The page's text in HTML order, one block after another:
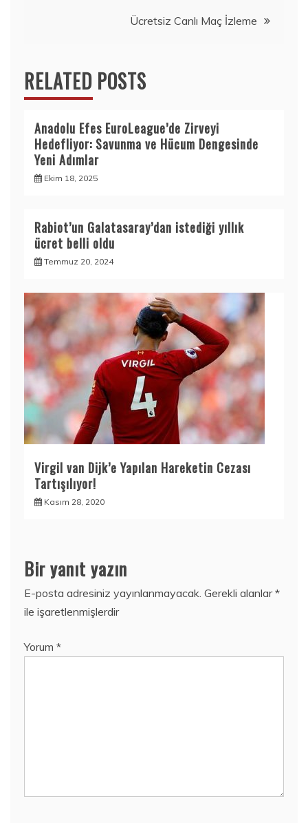
Ücretsiz Canlı Maç İzleme
RELATED POSTS
Anadolu Efes EuroLeague’de Zirveyi
Hedefliyor: Savunma ve Hücum Dengesinde
Yeni Adımlar
Ekim 18, 2025
Rabiot’un Galatasaray’dan istediği yıllık
ücret belli oldu
Temmuz 20, 2024
Virgil van Dijk’e Yapılan Hareketin Cezası
Tartışılıyor!
Kasım 28, 2020
Bir yanıt yazın
E-posta adresiniz yayınlanmayacak. Gerekli alanlar*
ile işaretlenmişlerdir
Yorum *